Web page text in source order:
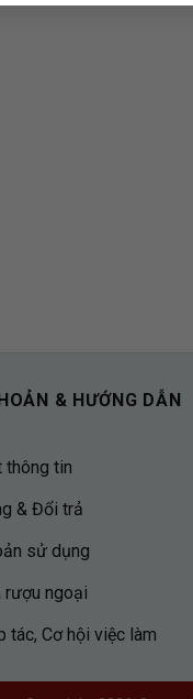
& HƯỚNG DẪN
thông tin
& Đổi trả
sử dụng
rượu ngoại
tác, Cơ hội việc làm